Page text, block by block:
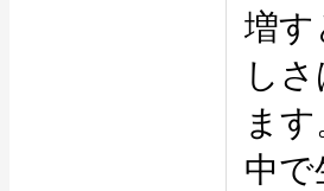
増す
し
ま
中で